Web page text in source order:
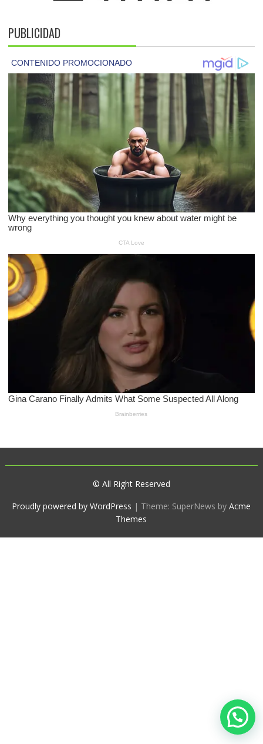
PUBLICIDAD
© All Right Reserved
Proudly powered by WordPress | Theme: SuperNews byAcme
Themes